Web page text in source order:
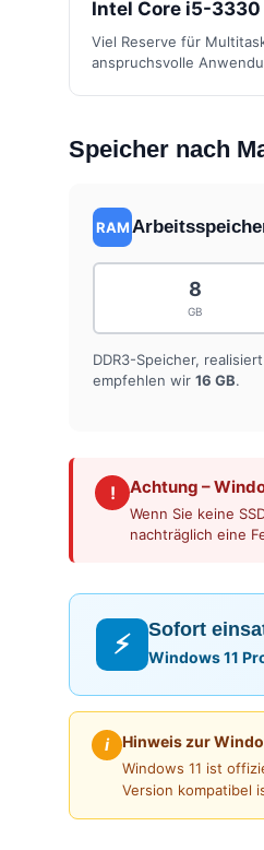
Intel Core i5-
Viel Reserve für
anspruchsvolle
Speicher nach
RAM
8
GB
DDR3-Speicher,
empfehlen wir 16 GB.
! Achtung –
Wenn Sie keine
nachträglich eine
⚡ Sofort
Windows 11
i Hinweis zur
Windows 11 ist
Version kompatibel